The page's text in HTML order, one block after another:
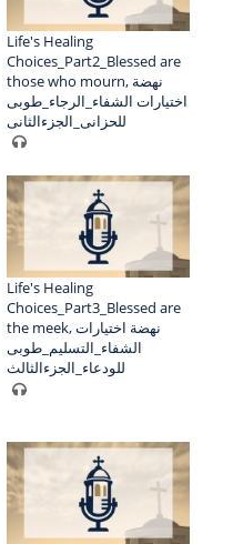
Life's Healing
Choices_Part2_Blessed are
those who mourn, نهضة
اختيارات الشفاء_الرجاء_طوبى
للحزانى_الجزءالثانى
Life's Healing
Choices_Part3_Blessed are
the meek, نهضة اختيارات
الشفاء_التسليم_طوبى
للودعاء_الجزءالثالث